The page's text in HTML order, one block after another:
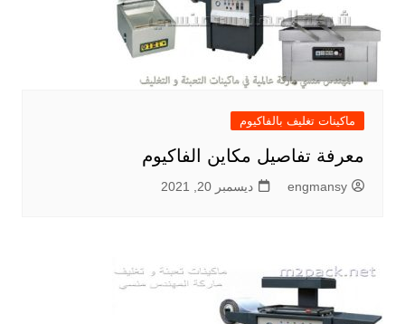
ماكينات تغليف بالفاكيوم
معرفة تفاصيل مكاين الفاكيوم
engmansy ديسمبر 20, 2021